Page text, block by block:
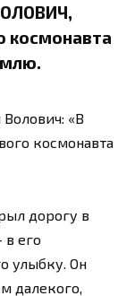
космонавта
«В
космонавта
дорогу в
его
улыбку. Он
далекого,